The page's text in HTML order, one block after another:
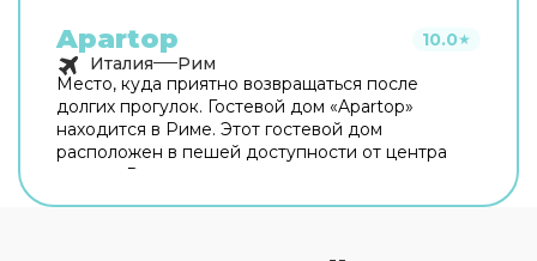
Apartop 10.0★
Италия
Рим
Место, куда приятно возвращаться после
долгих прогулок. Гостевой дом «Apartop»
находится в Риме. Этот гостевой дом
расположен в пешей доступности от центра
города. Рядом с гостевым домом можно